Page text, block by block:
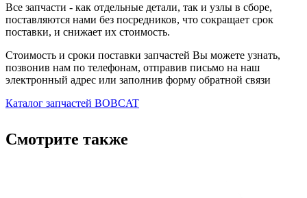
Все запчасти - как отдельные детали, так и узлы в сборе,
поставляются нами без посредников, что сокращает срок
поставки, и снижает их стоимость.
Стоимость и сроки поставки запчастей Вы можете узнать,
позвонив нам по телефонам, отправив письмо на наш
электронный адрес или заполнив форму обратной связи
Каталог запчастей BOBCAT
Смотрите также